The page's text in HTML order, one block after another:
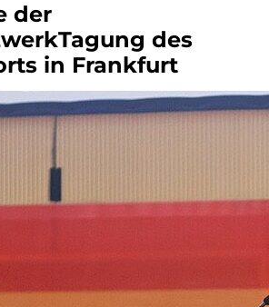
der
des
in Frankfurt